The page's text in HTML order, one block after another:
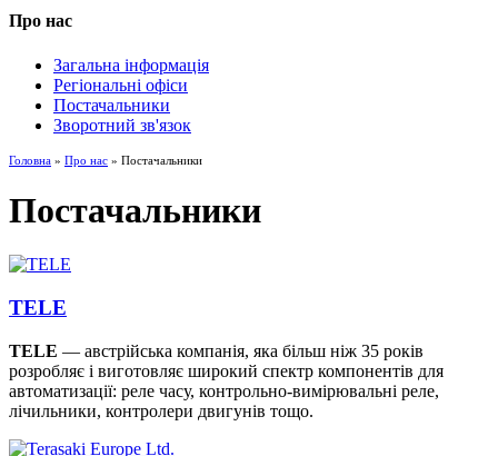
Про нас
Загальна інформація
Регіональні офіси
Постачальники
Зворотний зв'язок
Головна » Про нас » Постачальники
Постачальники
TELE
TELE — австрійська компанія, яка більш ніж 35 років
розробляє і виготовляє широкий спектр компонентів для
автоматизації: реле часу, контрольно-вимірювальні реле,
лічильники, контролери двигунів тощо.